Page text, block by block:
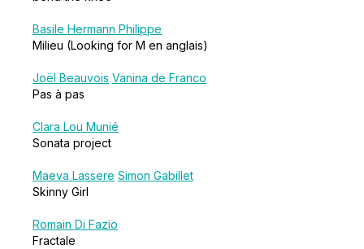
Basile Hermann Philippe
Milieu (Looking for M en anglais)
Joël Beauvois Vanina de Franco
Pas à pas
Clara Lou Munié
Sonata project
Maeva Lassere Simon Gabillet
Skinny Girl
Romain Di Fazio
Fractale